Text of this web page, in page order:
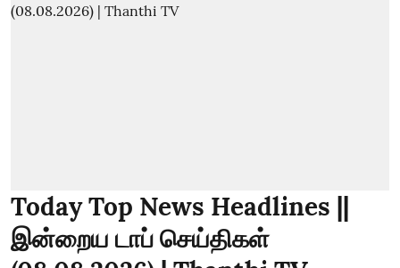
Today Top News Headlines ||
இன்றைய டாப் செய்திகள்